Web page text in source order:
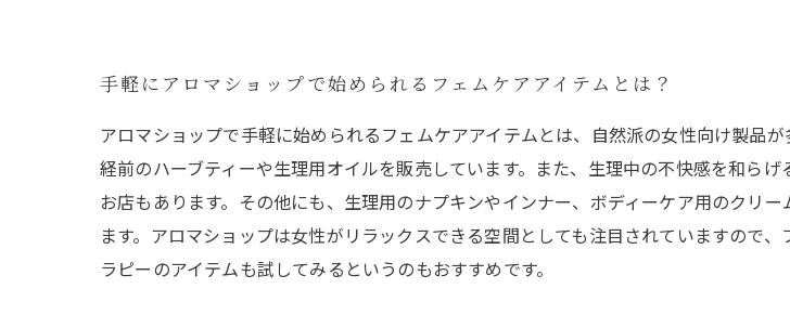
手軽にアロマショップで始められるフェムケアアイテムとは？
アロマショップで手軽に始められるフェムケアアイテムとは、自然派の女性向け製品
経前のハーブティーや生理用オイルを販売しています。また、生理中の不快感を和ら
お店もあります。その他にも、生理用のナプキンやインナー、ボディーケア用のクリ
ます。アロマショップは女性がリラックスできる空間としても注目されていますので
ラピーのアイテムも試してみるというのもおすすめです。